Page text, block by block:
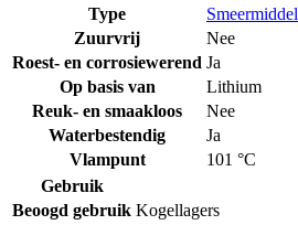
Type
Smeermiddel
Zuurvrij
Nee
Roest- en corrosiewerend Ja
Op basis van
Lithium
Reuk- en smaakloos
Nee
Waterbestendig
Ja
Vlampunt
101 °C
Gebruik
Beoogd gebruik Kogellagers